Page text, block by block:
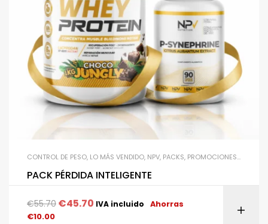
CONTROL DE PESO, LO MÁS VENDIDO, NPV, PACKS, PROMOCIONES,PROTEIN
PACK PÉRDIDA INTELIGENTE
€55.70 €45.70 IVA incluido
Ahorras
€10.00